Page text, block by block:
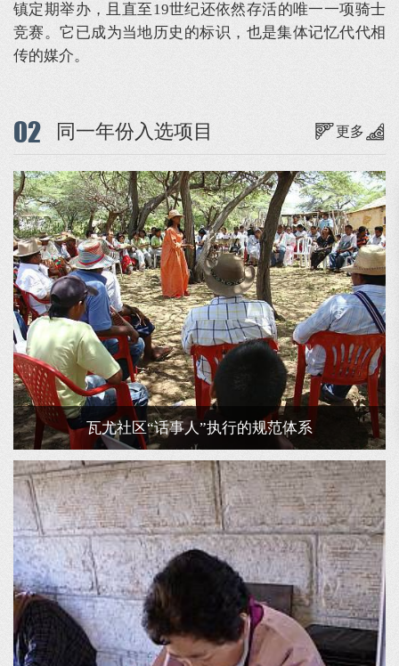
镇定期举办，且直至19世纪还依然存活的唯一一项骑士
竞赛。它已成为当地历史的标识，也是集体记忆代代相
传的媒介。
02 更多
同一年份入选项目
瓦尤社区“话事人”执行的规范体系